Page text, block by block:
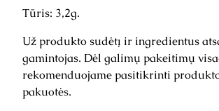
i
t
r
e
a
Tūris: 3,2g.
Už produkto sudėtį ir ingredientus
gamintojas. Dėl galimų pakeitimų
rekomenduojame pasitikrinti
pakuotės.